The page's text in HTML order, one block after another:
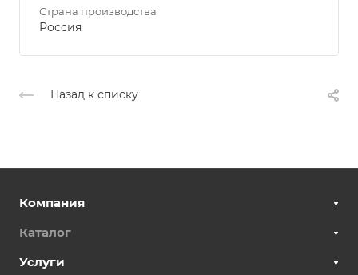
Страна производства
Россия
Назад к списку
Компания
Каталог
Услуги